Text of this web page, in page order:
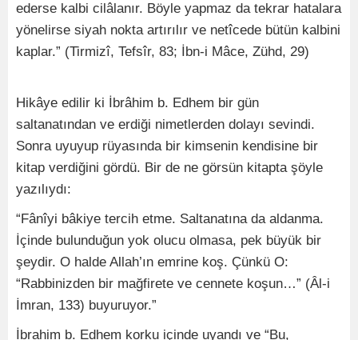
ederse kalbi cilâlanır. Böyle yapmaz da tekrar hatalara
yönelirse siyah nokta artırılır ve netîcede bütün kalbini
kaplar.” (Tirmizî, Tefsîr, 83; İbn-i Mâce, Zühd, 29)
Hikâye edilir ki İbrâhim b. Edhem bir gün
saltanatından ve erdiği nimetlerden dolayı sevindi.
Sonra uyuyup rüyasında bir kimsenin kendisine bir
kitap verdiğini gördü. Bir de ne görsün kitapta şöyle
yazılıydı:
“Fânîyi bâkiye tercih etme. Saltanatına da aldanma.
İçinde bulunduğun yok olucu olmasa, pek büyük bir
şeydir. O halde Allah’ın emrine koş. Çünkü O:
“Rabbinizden bir mağfirete ve cennete koşun…” (Âl-i
İmran, 133) buyuruyor.”
İbrahim b. Edhem korku içinde uyandı ve “Bu,